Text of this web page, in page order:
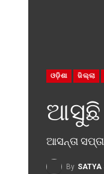
ଓଡ଼ିଶା ଜିଲ୍ଲା
ଆସୁଛି
ଆସନ୍ତା
By SATYA